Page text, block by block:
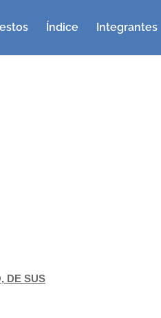
Índice Integrantes
DE SUS